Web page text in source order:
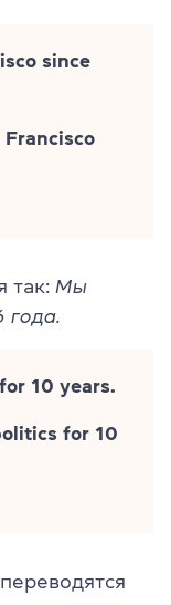
since
Francisco
так: Мы
года.
10 years.
for 10